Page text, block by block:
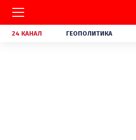
24 КАНАЛ ГЕОПОЛИТИКА